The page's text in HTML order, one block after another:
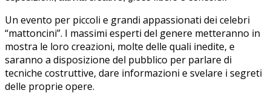
Un evento per piccoli e grandi appassionati dei celebri
“mattoncini”. I massimi esperti del genere metteranno in
mostra le loro creazioni, molte delle quali inedite, e
saranno a disposizione del pubblico per parlare di
tecniche costruttive, dare informazioni e svelare i segreti
delle proprie opere.